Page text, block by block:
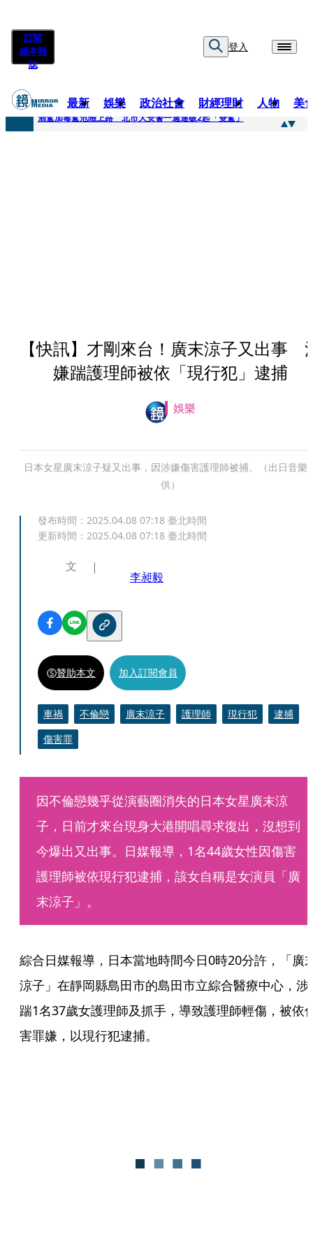
訂閱
紙本雜
誌
登入
最新 娛樂 政治社會 財經理財 人物 美
快訊
酒駕加毒駕危險上路 北市大安警一週連破2起「雙駕」
【快訊】才剛來台！廣末涼子又出事
嫌踹護理師被依「現行犯」逮捕
娛樂
日本女星廣末涼子疑又出事，因涉嫌傷害護理師被捕。（出日音樂
供）
發布時間： 2025.04.08 07:18 臺北時間
更新時間： 2025.04.08 07:18 臺北時間
文
李昶毅
贊助本文 加入訂閱會員
車禍 不倫戀 廣末涼子 護理師 現行犯
逮捕
傷害罪
因不倫戀幾乎從演藝圈消失的日本女星廣末涼
子，日前才來台現身大港開唱尋求復出，沒想到
今爆出又出事。日媒報導，1名44歲女性因傷害
護理師被依現行犯逮捕，該女自稱是女演員「廣
末涼子」。
綜合日媒報導，日本當地時間今日0時20分許，「廣
涼子」在靜岡縣島田市的島田市立綜合醫療中心，涉
踹1名37歲女護理師及抓手，導致護理師輕傷，被依
害罪嫌，以現行犯逮捕。